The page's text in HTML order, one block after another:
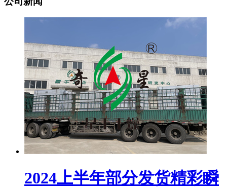
2024上半年部分发货精彩瞬